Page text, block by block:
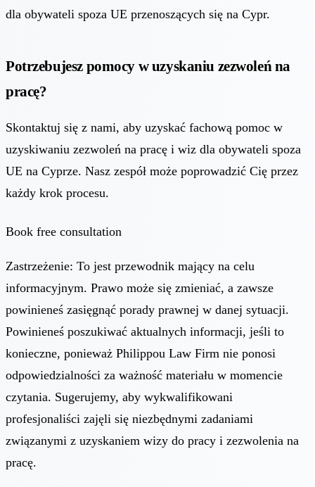
dla obywateli spoza UE przenoszących się na Cypr.
Potrzebujesz pomocy w uzyskaniu zezwoleń na
pracę?
Skontaktuj się z nami, aby uzyskać fachową pomoc w
uzyskiwaniu zezwoleń na pracę i wiz dla obywateli spoza
UE na Cyprze. Nasz zespół może poprowadzić Cię przez
każdy krok procesu.
Book free consultation
Zastrzeżenie: To jest przewodnik mający na celu
informacyjnym. Prawo może się zmieniać, a zawsze
powinieneś zasięgnąć porady prawnej w danej sytuacji.
Powinieneś poszukiwać aktualnych informacji, jeśli to
konieczne, ponieważ Philippou Law Firm nie ponosi
odpowiedzialności za ważność materiału w momencie
czytania. Sugerujemy, aby wykwalifikowani
profesjonaliści zajęli się niezbędnymi zadaniami
związanymi z uzyskaniem wizy do pracy i zezwolenia na
pracę.